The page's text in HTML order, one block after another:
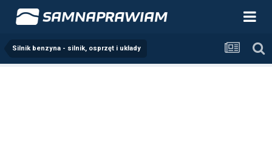
Silnik benzyna - silnik, osprzęt i układy